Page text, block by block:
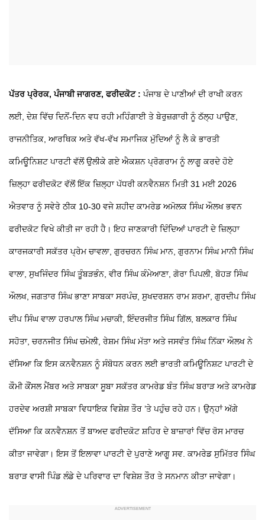
ਪੱਤਰ ਪ੍ਰੇਰਕ, ਪੰਜਾਬੀ ਜਾਗਰਣ, ਫਰੀਦਕੋਟ :ਪੰਜਾਬ ਦੇ ਪਾਣੀਆਂ ਦੀ ਰਾਖੀ ਕਰਨ
ਲਈ, ਦੇਸ਼ ਵਿੱਚ ਦਿਨੋਂ-ਦਿਨ ਵਧ ਰਹੀ ਮਹਿੰਗਾਈ ਤੇ ਬੇਰੁਜ਼ਗਾਰੀ ਨੂੰ ਠੱਲ੍ਹ ਪਾਉਣ,
ਰਾਜਨੀਤਿਕ, ਆਰਥਿਕ ਅਤੇ ਵੱਖ-ਵੱਖ ਸਮਾਜਿਕ ਮੁੱਦਿਆਂ ਨੂੰ ਲੈ ਕੇ ਭਾਰਤੀ
ਕਮਿਊਨਿਸ਼ਟ ਪਾਰਟੀ ਵੱਲੋਂ ਉਲੀਕੇ ਗਏ ਐਕਸ਼ਨ ਪ੍ਰੋਗਰਾਮ ਨੂੰ ਲਾਗੂ ਕਰਦੇ ਹੋਏ
ਜ਼ਿਲ੍ਹਾ ਫਰੀਦਕੋਟ ਵੱਲੋਂ ਇੱਕ ਜ਼ਿਲ੍ਹਾ ਪੱਧਰੀ ਕਨਵੈਨਸ਼ਨ ਮਿਤੀ 31 ਮਈ 2026
ਐਤਵਾਰ ਨੂੰ ਸਵੇਰੇ ਠੀਕ 10-30 ਵਜੇ ਸ਼ਹੀਦ ਕਾਮਰੇਡ ਅਮੋਲਕ ਸਿੰਘ ਔਲਖ ਭਵਨ
ਫਰੀਦਕੋਟ ਵਿਖੇ ਕੀਤੀ ਜਾ ਰਹੀ ਹੈ। ਇਹ ਜਾਣਕਾਰੀ ਦਿੰਦਿਆਂ ਪਾਰਟੀ ਦੇ ਜ਼ਿਲ੍ਹਾ
ਕਾਰਜਕਾਰੀ ਸਕੱਤਰ ਪ੍ਰੇਮ ਚਾਵਲਾ, ਗੁਰਚਰਨ ਸਿੰਘ ਮਾਨ, ਗੁਰਨਾਮ ਸਿੰਘ ਮਾਨੀ ਸਿੰਘ
ਵਾਲਾ, ਸੁਖਜਿੰਦਰ ਸਿੰਘ ਤੂੰਬੜਭੰਨ, ਵੀਰ ਸਿੰਘ ਕੰਮੇਆਣਾ, ਗੋਰਾ ਪਿਪਲੀ, ਬੋਹੜ ਸਿੰਘ
ਔਲਖ, ਜਗਤਾਰ ਸਿੰਘ ਭਾਣਾ ਸਾਬਕਾ ਸਰਪੰਚ, ਸੁਖਦਰਸ਼ਨ ਰਾਮ ਸ਼ਰਮਾ, ਗੁਰਦੀਪ ਸਿੰਘ
ਦੀਪ ਸਿੰਘ ਵਾਲਾ ਹਰਪਾਲ ਸਿੰਘ ਮਚਾਕੀ, ਇੰਦਰਜੀਤ ਸਿੰਘ ਗਿੱਲ, ਬਲਕਾਰ ਸਿੰਘ
ਸਹੋਤਾ, ਚਰਨਜੀਤ ਸਿੰਘ ਚਮੇਲੀ, ਰੇਸ਼ਮ ਸਿੰਘ ਮੱਤਾ ਅਤੇ ਜਸਵੰਤ ਸਿੰਘ ਨਿੱਕਾ ਔਲਖ ਨੇ
ਦੱਸਿਆ ਕਿ ਇਸ ਕਨਵੈਨਸ਼ਨ ਨੂੰ ਸੰਬੋਧਨ ਕਰਨ ਲਈ ਭਾਰਤੀ ਕਮਿਊਨਿਸ਼ਟ ਪਾਰਟੀ ਦੇ
ਕੌਮੀ ਕੌਂਸਲ ਮੈਂਬਰ ਅਤੇ ਸਾਬਕਾ ਸੂਬਾ ਸਕੱਤਰ ਕਾਮਰੇਡ ਬੰਤ ਸਿੰਘ ਬਰਾੜ ਅਤੇ ਕਾਮਰੇਡ
ਹਰਦੇਵ ਅਰਸ਼ੀ ਸਾਬਕਾ ਵਿਧਾਇਕ ਵਿਸ਼ੇਸ਼ ਤੌਰ ’ਤੇ ਪਹੁੰਚ ਰਹੇ ਹਨ। ਉਨ੍ਹਾਂ ਅੱਗੇ
ਦੱਸਿਆ ਕਿ ਕਨਵੈਨਸ਼ਨ ਤੋਂ ਬਾਅਦ ਫਰੀਦਕੋਟ ਸ਼ਹਿਰ ਦੇ ਬਾਜ਼ਾਰਾਂ ਵਿੱਚ ਰੋਸ ਮਾਰਚ
ਕੀਤਾ ਜਾਵੇਗਾ। ਇਸ ਤੋਂ ਇਲਾਵਾ ਪਾਰਟੀ ਦੇ ਪੁਰਾਣੇ ਆਗੂ ਸਵ. ਕਾਮਰੇਡ ਸੁਮਿੱਤਰ ਸਿੰਘ
ਬਰਾੜ ਵਾਸੀ ਪਿੰਡ ਲੰਡੇ ਦੇ ਪਰਿਵਾਰ ਦਾ ਵਿਸ਼ੇਸ਼ ਤੌਰ ਤੇ ਸਨਮਾਨ ਕੀਤਾ ਜਾਵੇਗਾ।